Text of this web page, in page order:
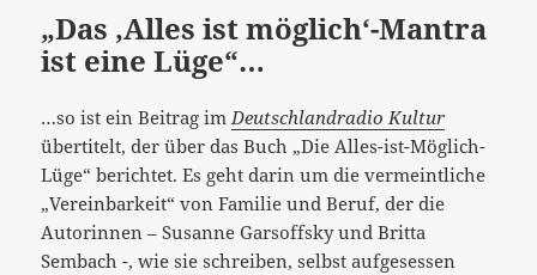
„Das ‚Alles ist möglich‘-Mantra
ist eine Lüge“…
…so ist ein Beitrag imDeutschlandradio Kultur
übertitelt, der über das Buch „Die Alles-ist-Möglich-
Lüge“ berichtet. Es geht darin um die vermeintliche
„Vereinbarkeit“ von Familie und Beruf, der die
Autorinnen – Susanne Garsoffsky und Britta
Sembach -, wie sie schreiben, selbst aufgesessen